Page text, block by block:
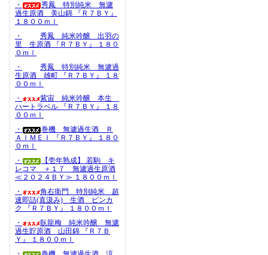
・
秀鳳 特別純米 無濾
過生原酒 美山錦 『Ｒ７ＢＹ』
１８００ｍｌ
・
秀鳳 純米吟醸 出羽の
里 生原酒 『Ｒ７ＢＹ』 １８０
０ｍｌ
・
秀鳳 特別純米 無濾過
生原酒 雄町 『Ｒ７ＢＹ』 １８
００ｍｌ
・
紫宙 純米吟醸 本生
ハートラベル 『Ｒ７ＢＹ』 １８
００ｍｌ
・
巻機 無濾過生酒 Ｒ
ＡＩＭＥＩ 『Ｒ７ＢＹ』 １８０
０ｍｌ
・
【壱年熟成】 若駒 キ
レコマ ＋１７ 無濾過生原酒
≪２０２４ＢＹ≫ １８００ｍｌ
・
角右衛門 特別純米 超
速即詰(直汲み) 生酒 ピンカ
ク 『Ｒ７ＢＹ』 １８００ｍｌ
・
臥龍梅 純米吟醸 無濾
過生貯原酒 山田錦 『Ｒ７Ｂ
Ｙ』 １８００ｍｌ